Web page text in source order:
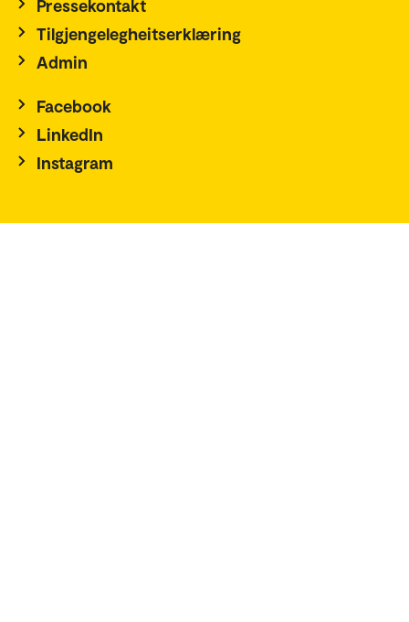
Pressekontakt
Tilgjengelegheitserklæring
Admin
Facebook
LinkedIn
Instagram